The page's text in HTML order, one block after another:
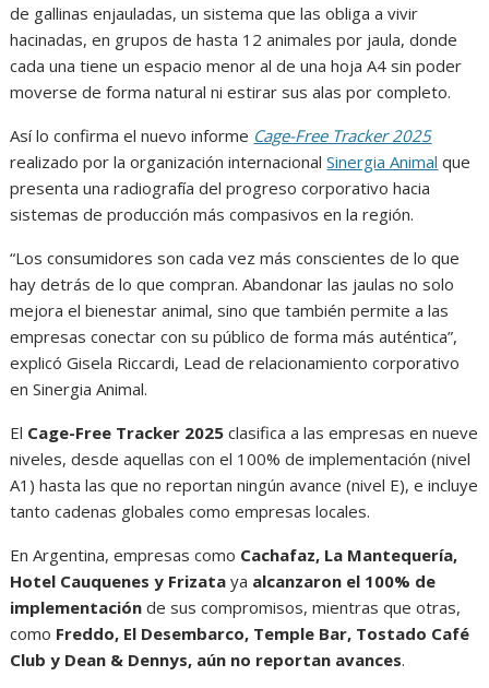
de gallinas enjauladas, un sistema que las obliga a vivir
hacinadas, en grupos de hasta 12 animales por jaula, donde
cada una tiene un espacio menor al de una hoja A4 sin poder
moverse de forma natural ni estirar sus alas por completo.
Así lo confirma el nuevo informe Cage-Free Tracker 2025
realizado por la organización internacionalSinergia Animal que
presenta una radiografía del progreso corporativo hacia
sistemas de producción más compasivos en la región.
“Los consumidores son cada vez más conscientes de lo que
hay detrás de lo que compran. Abandonar las jaulas no solo
mejora el bienestar animal, sino que también permite a las
empresas conectar con su público de forma más auténtica”,
explicó Gisela Riccardi, Lead de relacionamiento corporativo
en Sinergia Animal.
El Cage-Free Tracker 2025 clasifica a las empresas en nueve
niveles, desde aquellas con el 100% de implementación (nivel
A1) hasta las que no reportan ningún avance (nivel E), e incluye
tanto cadenas globales como empresas locales.
En Argentina, empresas como Cachafaz, La Mantequería,
Hotel Cauquenes y Frizataya alcanzaron el 100% de
implementaciónde sus compromisos, mientras que otras,
como Freddo, El Desembarco, Temple Bar, Tostado Café
Club y Dean & Dennys, aún no reportan avances.